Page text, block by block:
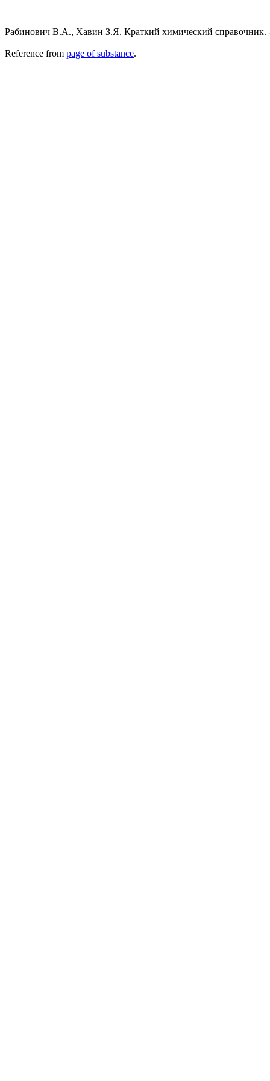
Рабинович В.А., Хавин З.Я. Краткий химический
Reference from page of substance.